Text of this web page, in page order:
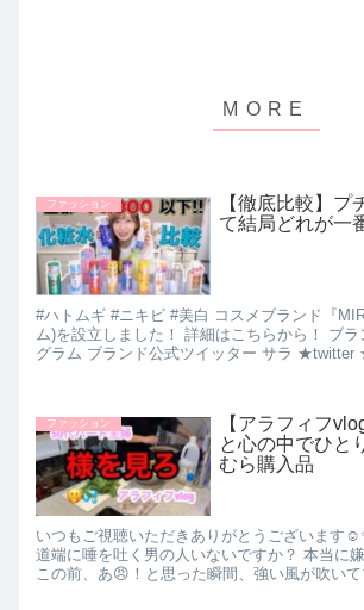
ファッション
【徹底比較】プ
て結局どれが一
#ハトムギ #ニキビ #美白 コスメブランド『
ム)を設立しました！ 詳細はこちらから！ ブラ
グラム ブランド公式ツイッター サラ ★twitter
ファッション
【アラフィフ
と心の中でひと
むら購入品
いつもご視聴いただきありがとうございます
道端に唾を吐く男の人いないですか？ 本当に
この前、あ😠！と思った瞬間、強い風が吹いて